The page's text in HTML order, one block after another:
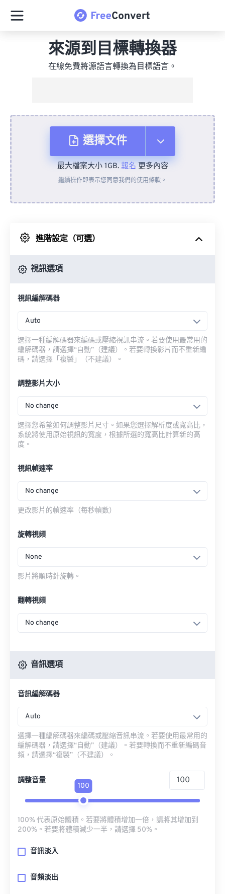
來源到目標轉換器
在線免費將源語言轉換為目標語言。
選擇文件
來自裝置
來自 Google 雲端硬碟
最大檔案大小 1GB.報名更多內容
繼續操作即表示您同意我們的使用條款 。
進階設定（可選）
視訊選項
視訊編解碼器
Auto
選擇一種編解碼器來編碼或壓縮視訊串流。若要使用最常用的
編解碼器，請選擇“自動”（建議）。若要轉換影片而不重新編
碼，請選擇「複製」（不建議）。
調整影片大小
No change
選擇您希望如何調整影片尺寸。如果您選擇解析度或寬高比，
系統將使用原始視訊的寬度，根據所選的寬高比計算新的高
度。
視訊幀速率
No change
更改影片的幀速率（每秒幀數）
旋轉視頻
None
影片將順時針旋轉。
翻轉視頻
No change
音訊選項
音訊編解碼器
Auto
選擇一種編解碼器來編碼或壓縮音訊串流。若要使用最常用的
編解碼器，請選擇“自動”（建議）。若要轉換而不重新編碼音
頻，請選擇“複製”（不建議）。
調整音量
100
100% 代表原始體積。若要將體積增加一倍，請將其增加到
200%。若要將體積減少一半，請選擇 50%。
音訊淡入
音頻淡出